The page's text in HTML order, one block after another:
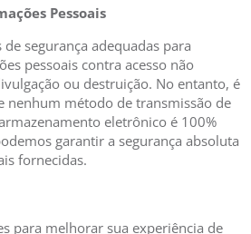
Pessoais
segurança adequadas para
pessoais contra acesso não
ou destruição. No entanto, é
nenhum método de transmissão de
eletrônico é 100%
garantir a segurança absoluta
fornecidas.
para melhorar sua experiência de